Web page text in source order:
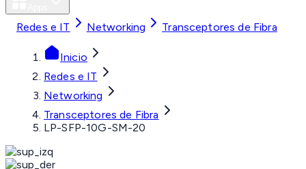
Redes e IT Networking Transceptores de Fibra
Inicio
Redes e IT
Networking
Transceptores de Fibra
LP-SFP-10G-SM-20